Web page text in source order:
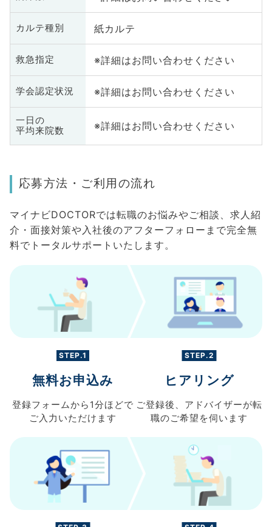
カルテ種別 紙カルテ
救急指定 ※詳細はお問い合わせください
学会認定状況 ※詳細はお問い合わせください
一日の
平均来院数
※詳細はお問い合わせください
応募方法・ご利用の流れ
マイナビDOCTORでは転職のお悩みやご相談、求人紹
介・面接対策や入社後のアフターフォローまで完全無
料でトータルサポートいたします。
STEP.1
無料お申込み
登録フォームから 1分ほどで
ご入力 いただけます
STEP.2
ヒアリング
ご登録後、 アドバイザーが転
職のご希望を伺います